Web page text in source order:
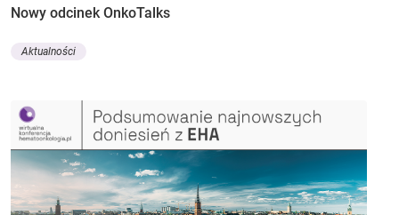
Nowy odcinek OnkoTalks
Aktualności